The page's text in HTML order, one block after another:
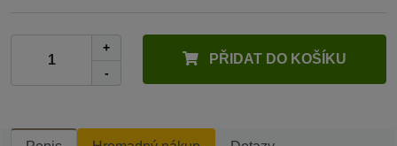
+
-
PŘIDAT DO KOŠÍKU